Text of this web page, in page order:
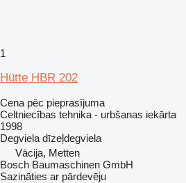
1
Hütte HBR 202
Cena pēc pieprasījuma
Celtniecības tehnika - urbšanas iekārta
1998
Degviela dīzeļdegviela
Vācija, Metten
Bosch Baumaschinen GmbH
Sazināties ar pārdevēju